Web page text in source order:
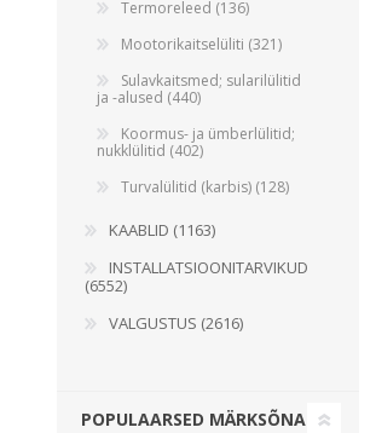
Termoreleed (136)
Mootorikaitselüliti (321)
Sulavkaitsmed; sularilülitid
ja -alused (440)
Koormus- ja ümberlülitid;
nukklülitid (402)
Turvalülitid (karbis) (128)
KAABLID (1163)
INSTALLATSIOONITARVIKUD
(6552)
VALGUSTUS (2616)
POPULAARSED MÄRKSÕNAD